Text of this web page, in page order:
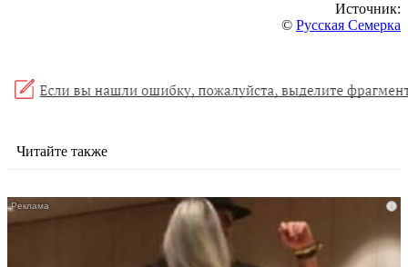
Источник:
© Русская Семерка
Читайте также
i